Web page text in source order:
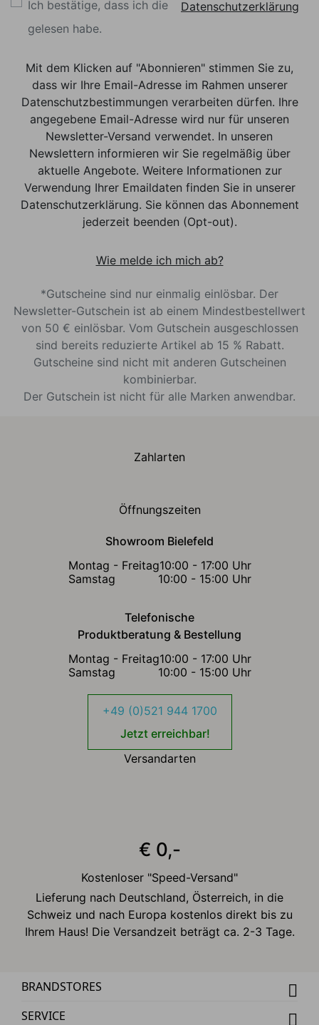
Ich bestätige, dass ich die
Datenschutzerklärung
gelesen habe.
Mit dem Klicken auf "Abonnieren" stimmen Sie zu,
dass wir Ihre Email-Adresse im Rahmen unserer
Datenschutzbestimmungen verarbeiten dürfen. Ihre
angegebene Email-Adresse wird nur für unseren
Newsletter-Versand verwendet. In unseren
Newslettern informieren wir Sie regelmäßig über
aktuelle Angebote. Weitere Informationen zur
Verwendung Ihrer Emaildaten finden Sie in unserer
Datenschutzerklärung. Sie können das Abonnement
jederzeit beenden (Opt-out).
Wie melde ich mich ab?
*Gutscheine sind nur einmalig einlösbar. Der
Newsletter-Gutschein ist ab einem Mindestbestellwert
von 50 € einlösbar. Vom Gutschein ausgeschlossen
sind bereits reduzierte Artikel ab 15 % Rabatt.
Gutscheine sind nicht mit anderen Gutscheinen
kombinierbar.
Der Gutschein ist nicht für alle Marken anwendbar.
Zahlarten
Öffnungszeiten
Showroom Bielefeld
Montag - Freitag10:00 - 17:00 Uhr
Samstag
10:00 - 15:00 Uhr
Telefonische
Produktberatung & Bestellung
Montag - Freitag10:00 - 17:00 Uhr
Samstag
10:00 - 15:00 Uhr
+49 (0)521 944 1700
Jetzt erreichbar!
Versandarten
€ 0,-
Kostenloser "Speed-Versand"
Lieferung nach Deutschland, Österreich, in die
Schweiz und nach Europa kostenlos direkt bis zu
Ihrem Haus! Die Versandzeit beträgt ca. 2-3 Tage.
BRANDSTORES
SERVICE